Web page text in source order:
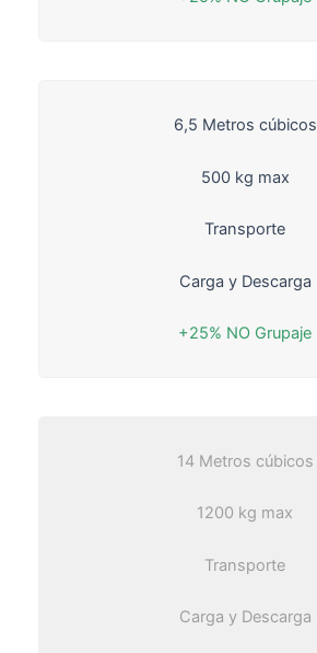
6,5 Metros cúbicos
500 kg max
Transporte
Carga y Descarga
+25% NO Grupaje
14 Metros cúbicos
1200 kg max
Transporte
Carga y Descarga